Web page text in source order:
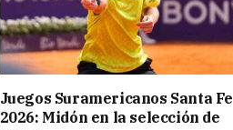
Juegos Suramericanos Santa Fe
2026: Midón en la selección de